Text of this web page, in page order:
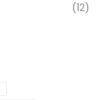
(12)